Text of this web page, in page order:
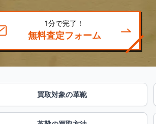
1分で完了！
無料査定フォーム
買取対象の革靴